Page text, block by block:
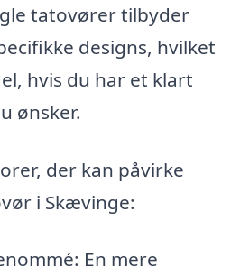
tatovører tilbyder
designs, hvilket
hvis du har et klart
ønsker.
der kan påvirke
i Skævinge:
En mere